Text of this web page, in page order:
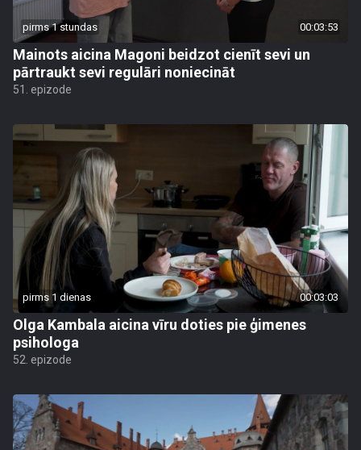
pirms 1 stundas 00:03:53
Mainots aicina Magoni beidzot cienīt sevi un
pārtraukt sevi regulāri noniecināt
51. epizode
pirms 1 dienas 00:03:03
Olga Kambala aicina vīru doties pie ģimenes
psihologa
52. epizode